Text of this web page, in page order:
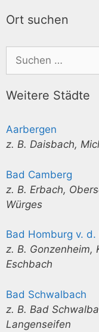
Ort suchen
Weitere Städte
Aarbergen
z. B. Daisbach,
Bad Camberg
z. B. Erbach,
Würges
Bad Homburg v. d.
z. B. Gonzenheim,
Eschbach
Bad Schwalbach
z. B. Bad
Langenseifen